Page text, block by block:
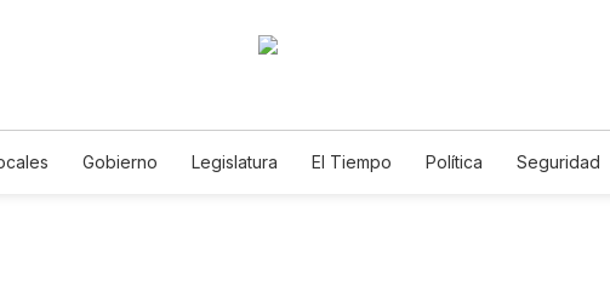
Gobierno Legislatura El Tiempo Política Seguridad